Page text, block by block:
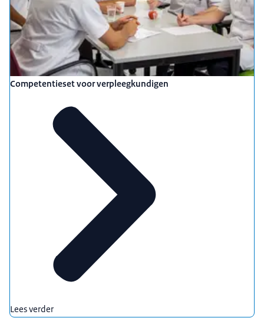
Competentieset voor verpleegkundigen
Lees verder